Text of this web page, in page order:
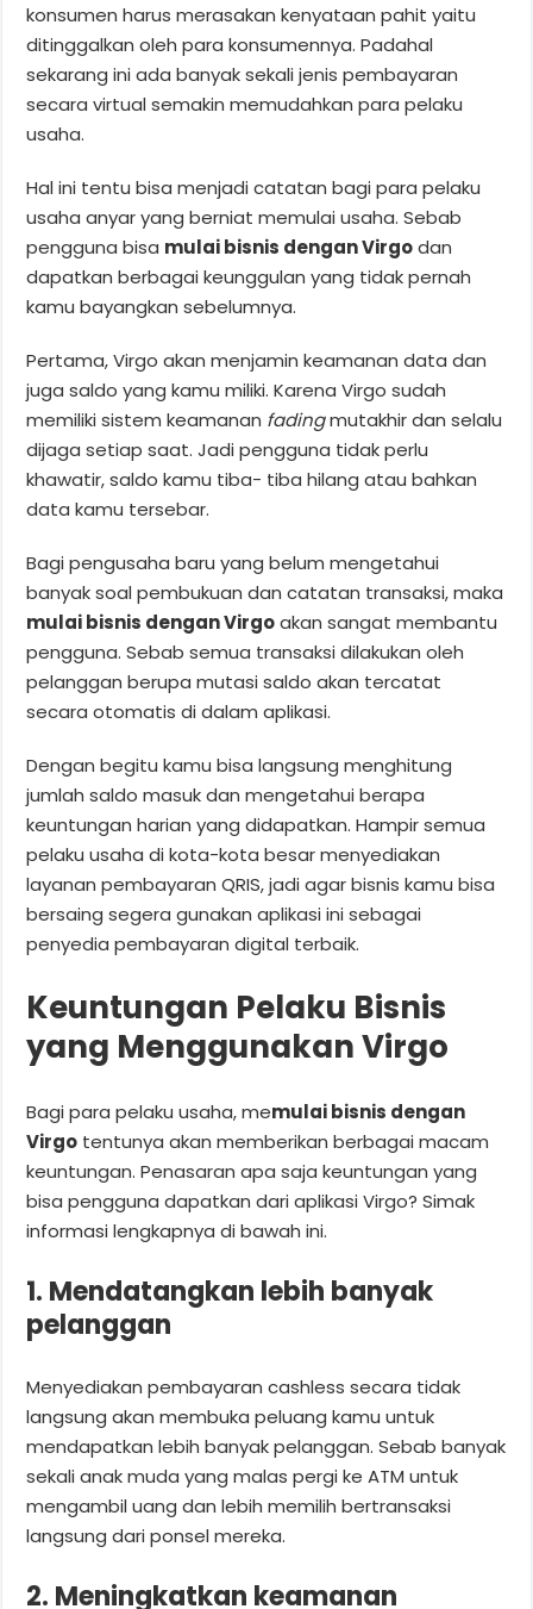
konsumen harus merasakan kenyataan pahit yaitu
ditinggalkan oleh para konsumennya. Padahal
sekarang ini ada banyak sekali jenis pembayaran
secara virtual semakin memudahkan para pelaku
usaha.
Hal ini tentu bisa menjadi catatan bagi para pelaku
usaha anyar yang berniat memulai usaha. Sebab
pengguna bisa mulai bisnis dengan Virgodan
dapatkan berbagai keunggulan yang tidak pernah
kamu bayangkan sebelumnya.
Pertama, Virgo akan menjamin keamanan data dan
juga saldo yang kamu miliki. Karena Virgo sudah
memiliki sistem keamanan fadingmutakhir dan selalu
dijaga setiap saat. Jadi pengguna tidak perlu
khawatir, saldo kamu tiba- tiba hilang atau bahkan
data kamu tersebar.
Bagi pengusaha baru yang belum mengetahui
banyak soal pembukuan dan catatan transaksi, maka
mulai bisnis dengan Virgoakan sangat membantu
pengguna. Sebab semua transaksi dilakukan oleh
pelanggan berupa mutasi saldo akan tercatat
secara otomatis di dalam aplikasi.
Dengan begitu kamu bisa langsung menghitung
jumlah saldo masuk dan mengetahui berapa
keuntungan harian yang didapatkan. Hampir semua
pelaku usaha di kota-kota besar menyediakan
layanan pembayaran QRIS, jadi agar bisnis kamu bisa
bersaing segera gunakan aplikasi ini sebagai
penyedia pembayaran digital terbaik.
Keuntungan Pelaku Bisnis
yang Menggunakan Virgo
Bagi para pelaku usaha, memulai bisnis dengan
Virgo tentunya akan memberikan berbagai macam
keuntungan. Penasaran apa saja keuntungan yang
bisa pengguna dapatkan dari aplikasi Virgo? Simak
informasi lengkapnya di bawah ini.
1. Mendatangkan lebih banyak
pelanggan
Menyediakan pembayaran cashless secara tidak
langsung akan membuka peluang kamu untuk
mendapatkan lebih banyak pelanggan. Sebab banyak
sekali anak muda yang malas pergi ke ATM untuk
mengambil uang dan lebih memilih bertransaksi
langsung dari ponsel mereka.
2. Meningkatkan keamanan